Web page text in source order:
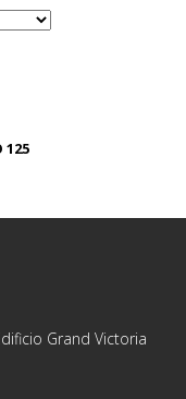
125
Grand Victoria